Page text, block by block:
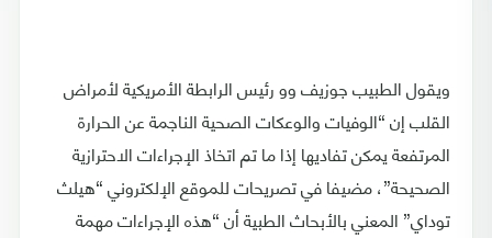
ويقول الطبيب جوزيف وو رئيس الرابطة الأمريكية لأمراض
القلب إن “الوفيات والوعكات الصحية الناجمة عن الحرارة
المرتفعة يمكن تفاديها إذا ما تم اتخاذ الإجراءات الاحترازية
الصحيحة”، مضيفا في تصريحات للموقع الإلكتروني “هيلث
توداي” المعني بالأبحاث الطبية أن “هذه الإجراءات مهمة